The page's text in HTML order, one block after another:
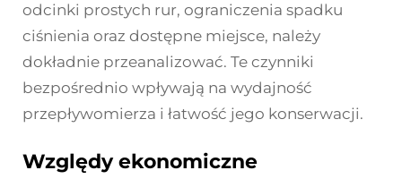
odcinki prostych rur, ograniczenia spadku
ciśnienia oraz dostępne miejsce, należy
dokładnie przeanalizować. Te czynniki
bezpośrednio wpływają na wydajność
przepływomierza i łatwość jego konserwacji.
Względy ekonomiczne